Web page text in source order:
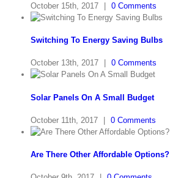
October 15th, 2017 0 Comments
Switching To Energy Saving Bulbs
October 13th, 2017 0 Comments
Solar Panels On A Small Budget
October 11th, 2017 0 Comments
Are There Other Affordable Options?